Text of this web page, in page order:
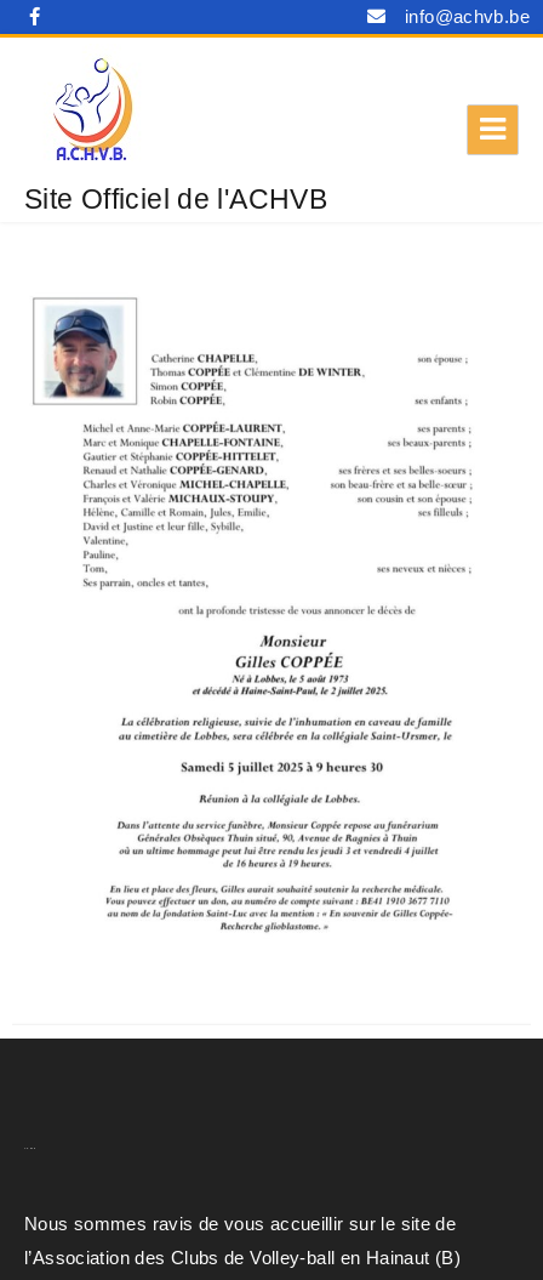
info@achvb.be
Site Officiel de l'ACHVB
Nous sommes ravis de vous accueillir sur le site de
l’Association des Clubs de Volley-ball en Hainaut (B)